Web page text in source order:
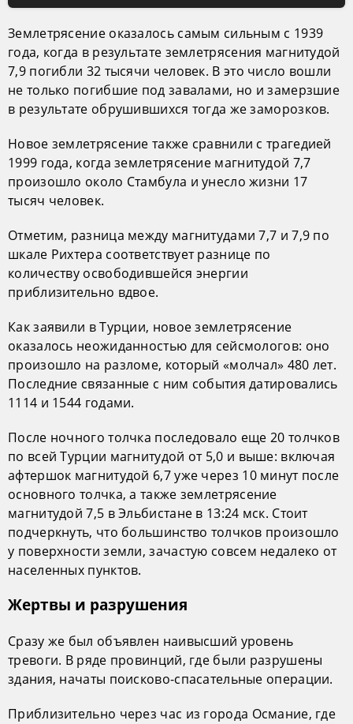
Землетрясение оказалось самым сильным с 1939
года, когда в результате землетрясения магнитудой
7,9 погибли 32 тысячи человек. В это число вошли
не только погибшие под завалами, но и замерзшие
в результате обрушившихся тогда же заморозков.
Новое землетрясение также сравнили с трагедией
1999 года, когда землетрясение магнитудой 7,7
произошло около Стамбула и унесло жизни 17
тысяч человек.
Отметим, разница между магнитудами 7,7 и 7,9 по
шкале Рихтера соответствует разнице по
количеству освободившейся энергии
приблизительно вдвое.
Как заявили в Турции, новое землетрясение
оказалось неожиданностью для сейсмологов: оно
произошло на разломе, который «молчал» 480 лет.
Последние связанные с ним события датировались
1114 и 1544 годами.
После ночного толчка последовало еще 20 толчков
по всей Турции магнитудой от 5,0 и выше: включая
афтершок магнитудой 6,7 уже через 10 минут после
основного толчка, а также землетрясение
магнитудой 7,5 в Эльбистане в 13:24 мск. Стоит
подчеркнуть, что большинство толчков произошло
у поверхности земли, зачастую совсем недалеко от
населенных пунктов.
Жертвы и разрушения
Сразу же был объявлен наивысший уровень
тревоги. В ряде провинций, где были разрушены
здания, начаты поисково-спасательные операции.
Приблизительно через час из города Османие, где